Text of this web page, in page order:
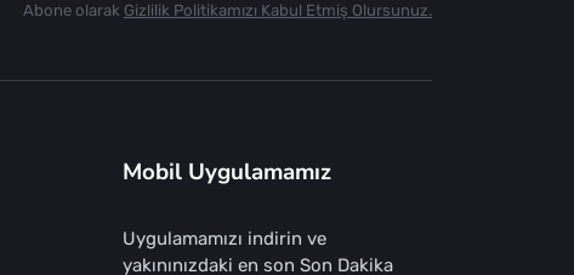
Abone olarak Gizlilik Politikamızı Kabul Etmiş Olursunuz.
Mobil Uygulamamız
Uygulamamızı indirin ve
yakınınızdaki en son Son Dakika